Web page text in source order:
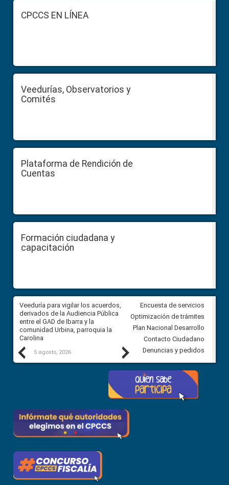
FooterCPCCS EN LÍNEA
Veedurías, Observatorios y
Comités
Plataforma de Rendición de
Cuentas
Formación ciudadana y
capacitación
Previous
Veeduría para vigilar los acuerdos,
derivados de la Audiencia Pública
entre el GAD de Ibarra y la
comunidad Urbina, parroquia la
Carolina
5 agosto, 2026
CPCCS convoca a Veeduría
Ciudadana para vigilar el
5 agosto, 2026
Next
Encuesta de servicios
Optimización de trámites
Plan Nacional Desarrollo
Contacto Ciudadano
Denuncias y pedidos